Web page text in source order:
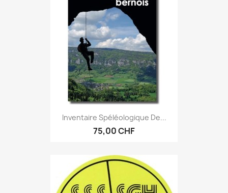
Inventaire Spéléologique De...
75,00 CHF